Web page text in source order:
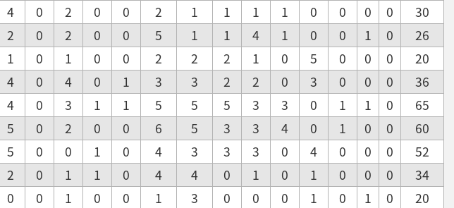
4 0 2 0 0 2 1 1 1 1 0 0 0 0
30
2 0 2 0 0 5 1 1 4 1 0 0 1 0
26
1 0 1 0 0 2 2 2 1 0 5 0 0 0
20
4 0 4 0 1 3 3 2 2 0 3 0 0 0
36
4 0 3 1 1 5 5 5 3 3 0 1 1 0
65
5 0 2 0 0 6 5 3 3 4 0 1 0 0
60
5 0 0 1 0 4 3 3 3 0 4 0 0 0
52
2 0 1 1 0 4 4 0 1 0 1 0 0 0
34
0 0 1 0 0 1 3 0 0 0 1 0 1 0
20